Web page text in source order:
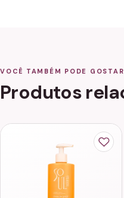
VOCÊ TAMBÉM PODE GOSTAR
Produtos